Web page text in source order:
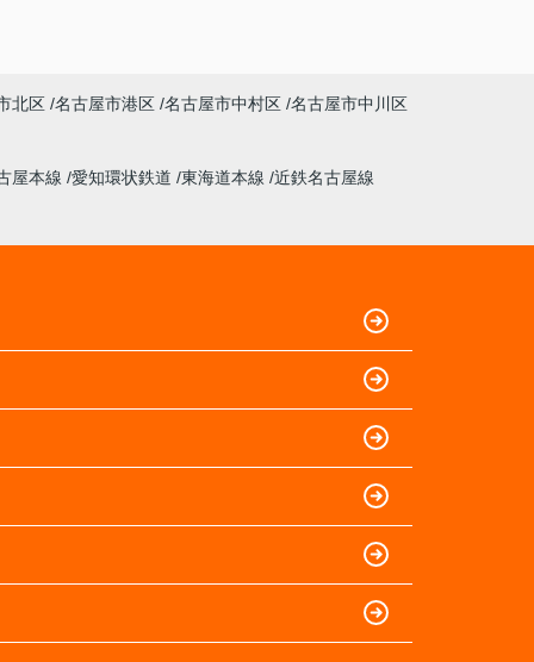
北区 名古屋市港区 名古屋市中村区 名古屋市中川区
屋本線 愛知環状鉄道 東海道本線 近鉄名古屋線